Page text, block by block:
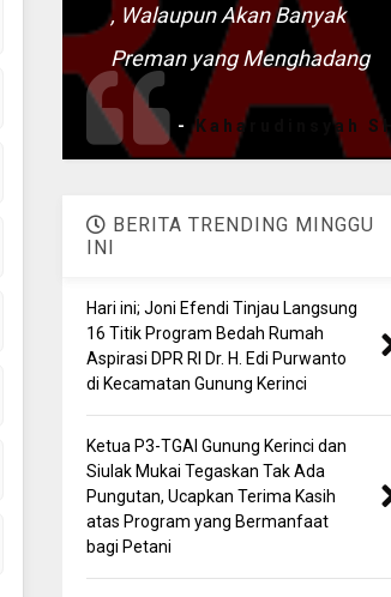
, Walaupun Akan Banyak
Preman yang Menghadang
-Kaharudinsyah SH
BERITA TRENDING MINGGU
INI
Hari ini; Joni Efendi Tinjau Langsung
16 Titik Program Bedah Rumah
Aspirasi DPR RI Dr. H. Edi Purwanto
di Kecamatan Gunung Kerinci
Ketua P3-TGAI Gunung Kerinci dan
Siulak Mukai Tegaskan Tak Ada
Pungutan, Ucapkan Terima Kasih
atas Program yang Bermanfaat
bagi Petani